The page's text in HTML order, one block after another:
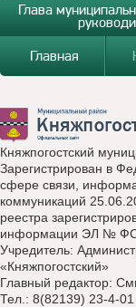
Глава
Главная
Княжпогостский
Зарегистрирован в
сфере связи,
коммуникаций
реестра
информации ЭЛ № ФС
Учредитель:
«Княжпогостский»
Главный редактор:
Тел.: 8(82139) 23-4-01